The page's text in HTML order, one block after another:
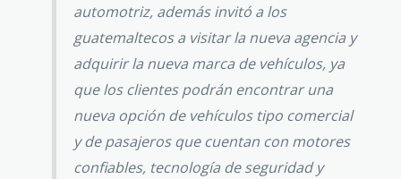
automotriz, además invitó a los
guatemaltecos a visitar la nueva agencia y
adquirir la nueva marca de vehículos, ya
que los clientes podrán encontrar una
nueva opción de vehículos tipo comercial
y de pasajeros que cuentan con motores
confiables, tecnología de seguridad y